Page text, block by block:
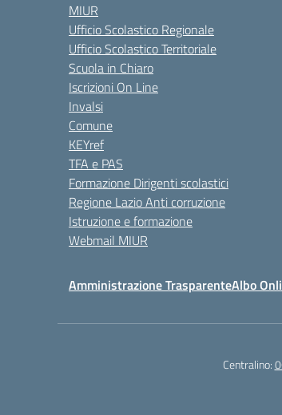
MIUR
Ufficio Scolastico Regionale
Ufficio Scolastico Territoriale
Scuola in Chiaro
Iscrizioni On Line
Invalsi
Comune
KEYref
TFA e PAS
Formazione Dirigenti scolastici
Regione Lazio Anti corruzione
Istruzione e formazione
Webmail MIUR
Amministrazione TrasparenteAlbo
Centralino: